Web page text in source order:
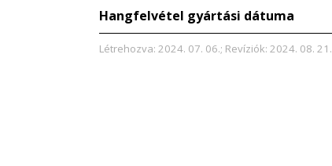
Hangfelvétel gyártási dátuma
Létrehozva: 2024. 07. 06.; Revíziók: 2024. 08. 21.